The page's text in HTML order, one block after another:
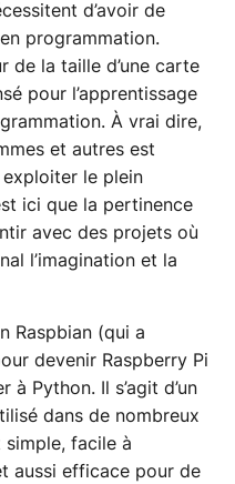
d’avoir de
programmation.
de la taille d’une carte
pour l’apprentissage
À vrai dire,
et autres est
exploiter le plein
ici que la pertinence
avec des projets où
l’imagination et la
Raspbian (qui a
devenir Raspberry Pi
à Python. Il s’agit d’un
dans de nombreux
facile à
aussi efficace pour de